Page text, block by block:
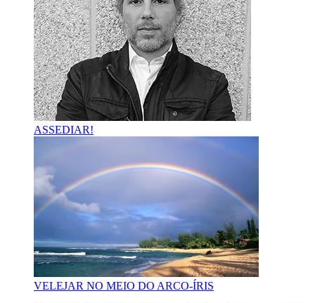
ASSEDIAR!
VELEJAR NO MEIO DO ARCO-ÍRIS